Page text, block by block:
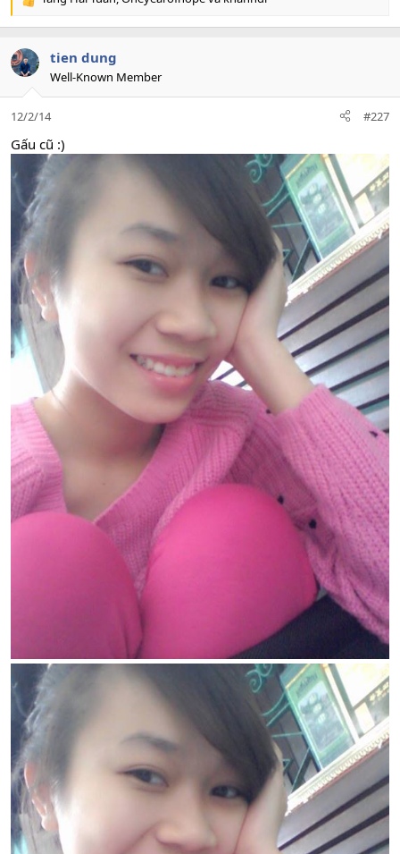
R
c
t
o
n
:
tien dung
Well-Known Member
12/2/14 #227
Gấu cũ :)